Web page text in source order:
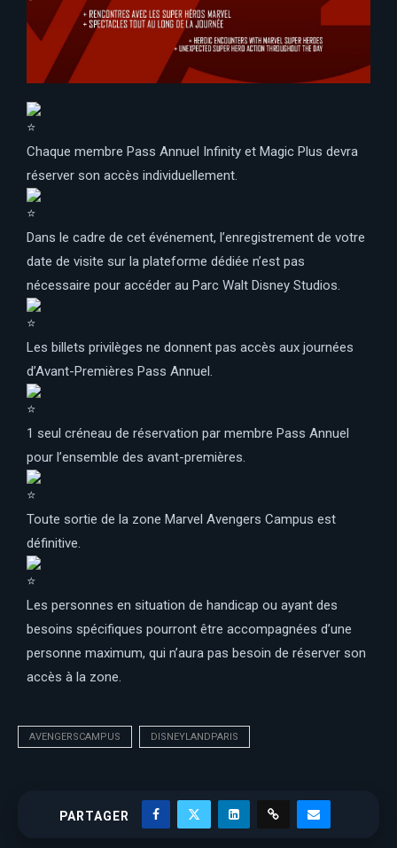
Chaque membre Pass Annuel Infinity et Magic Plus devra
réserver son accès individuellement.
Dans le cadre de cet événement, l’enregistrement de votre
date de visite sur la plateforme dédiée n’est pas
nécessaire pour accéder au Parc Walt Disney Studios.
Les billets privilèges ne donnent pas accès aux journées
d’Avant-Premières Pass Annuel.
1 seul créneau de réservation par membre Pass Annuel
pour l’ensemble des avant-premières.
Toute sortie de la zone Marvel Avengers Campus est
définitive.
Les personnes en situation de handicap ou ayant des
besoins spécifiques pourront être accompagnées d’une
personne maximum, qui n’aura pas besoin de réserver son
accès à la zone.
AVENGERSCAMPUS DISNEYLANDPARIS
PARTAGER